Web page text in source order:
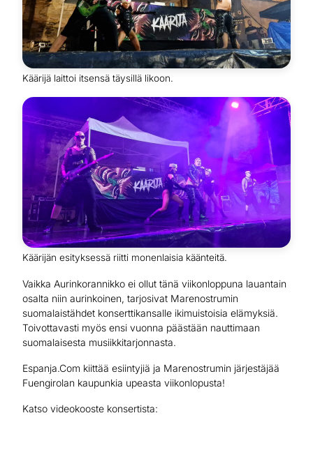
Käärijä laittoi itsensä täysillä likoon.
Käärijän esityksessä riitti monenlaisia käänteitä.
Vaikka Aurinkorannikko ei ollut tänä viikonloppuna lauantain
osalta niin aurinkoinen, tarjosivat Marenostrumin
suomalaistähdet konserttikansalle ikimuistoisia elämyksiä.
Toivottavasti myös ensi vuonna päästään nauttimaan
suomalaisesta musiikkitarjonnasta.
Espanja.Com kiittää esiintyjiä ja Marenostrumin järjestäjää
Fuengirolan kaupunkia upeasta viikonlopusta!
Katso videokooste konsertista: